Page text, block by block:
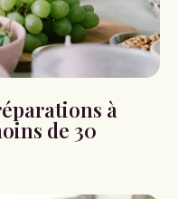
à
de 30